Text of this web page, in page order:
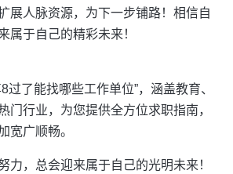
展人脉资源，为下一步铺路！相信自
属于自己的精彩未来！
过了能找哪些工作单位”，涵盖教育、
门行业，为您提供全方位求职指南，
宽广顺畅。
力，总会迎来属于自己的光明未来！